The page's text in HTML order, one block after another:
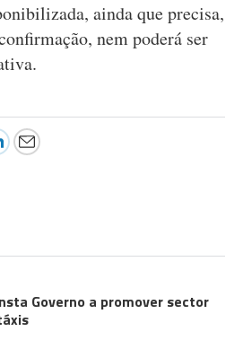
ainda que precisa,
nem poderá ser
Governo a promover sector